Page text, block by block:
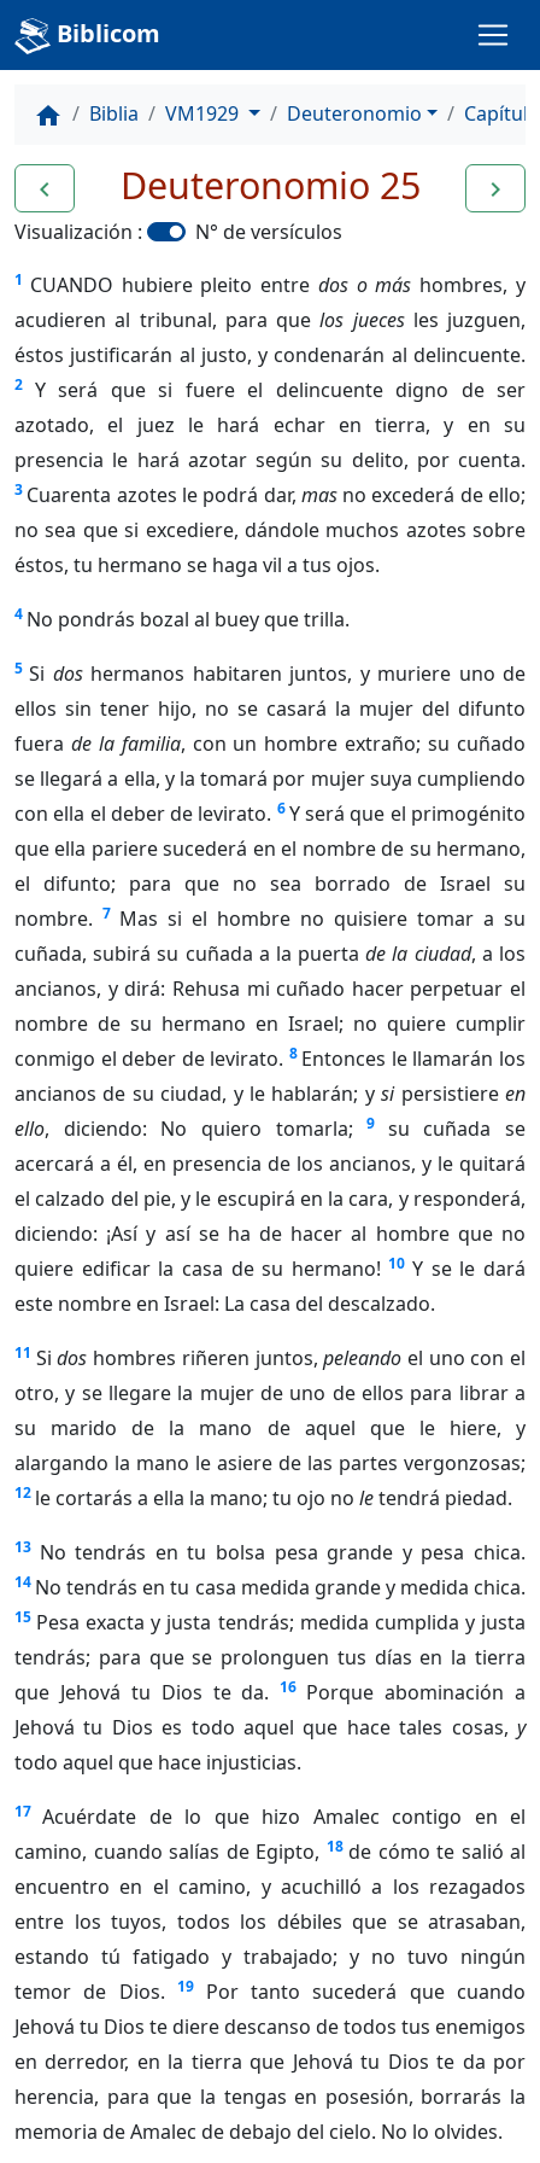
Biblicom
home Biblia VM1929 Deuteronomio
navigate_before navigate_next
Deuteronomio 25
Visualización : N° de versículos
1 CUANDO hubiere pleito entre dos o más hombres, y
acudieren al tribunal, para quelos juecesles juzguen,
éstos justificarán al justo, y condenarán al delincuente.
2 Y será que si fuere el delincuente digno de ser
azotado, el juez le hará echar en tierra, y en su
presencia le hará azotar según su delito, por cuenta.
3 Cuarenta azotes le podrá dar, masno excederá de ello;
no sea que si excediere, dándole muchos azotes sobre
éstos, tu hermano se haga vil a tus ojos.
4 No pondrás bozal al buey que trilla.
5 Si doshermanos habitaren juntos, y muriere uno de
ellos sin tener hijo, no se casará la mujer del difunto
fuera de la familia, con un hombre extraño; su cuñado
se llegará a ella, y la tomará por mujer suya cumpliendo
con ella el deber de levirato. 6Y será que el primogénito
que ella pariere sucederá en el nombre de su hermano,
el difunto; para que no sea borrado de Israel su
nombre. 7 Mas si el hombre no quisiere tomar a su
cuñada, subirá su cuñada a la puertade la ciudad, a los
ancianos, y dirá: Rehusa mi cuñado hacer perpetuar el
nombre de su hermano en Israel; no quiere cumplir
conmigo el deber de levirato. 8 Entonces le llamarán los
ancianos de su ciudad, y le hablarán; ysipersistiereen
ello, diciendo: No quiero tomarla; 9
su cuñada se
acercará a él, en presencia de los ancianos, y le quitará
el calzado del pie, y le escupirá en la cara, y responderá,
diciendo: ¡Así y así se ha de hacer al hombre que no
quiere edificar la casa de su hermano! 10 Y se le dará
este nombre en Israel: La casa del descalzado.
11 Sidos hombres riñeren juntos,peleando el uno con el
otro, y se llegare la mujer de uno de ellos para librar a
su marido de la mano de aquel que le hiere, y
alargando la mano le asiere de las partes vergonzosas;
12 le cortarás a ella la mano; tu ojo no letendrá piedad.
13 No tendrás en tu bolsa pesa grande y pesa chica.
14 No tendrás en tu casa medida grande y medida chica.
15 Pesa exacta y justa tendrás; medida cumplida y justa
tendrás; para que se prolonguen tus días en la tierra
que Jehová tu Dios te da.
16 Porque abominación a
Jehová tu Dios es todo aquel que hace tales cosas, y
todo aquel que hace injusticias.
17 Acuérdate de lo que hizo Amalec contigo en el
camino, cuando salías de Egipto, 18 de cómo te salió al
encuentro en el camino, y acuchilló a los rezagados
entre los tuyos, todos los débiles que se atrasaban,
estando tú fatigado y trabajado; y no tuvo ningún
temor de Dios.
19
Por tanto sucederá que cuando
Jehová tu Dios te diere descanso de todos tus enemigos
en derredor, en la tierra que Jehová tu Dios te da por
herencia, para que la tengas en posesión, borrarás la
memoria de Amalec de debajo del cielo. No lo olvides.